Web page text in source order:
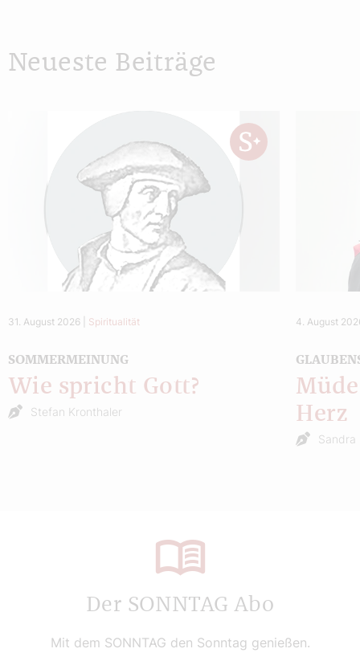
Neueste Beiträge
31. August 2026 Spiritualität
SOMMERMEINUNG
Wie spricht Gott?
Stefan Kronthaler
4. August
Herz
Sandra
Der SONNTAG Abo
Mit dem SONNTAG den Sonntag genießen.